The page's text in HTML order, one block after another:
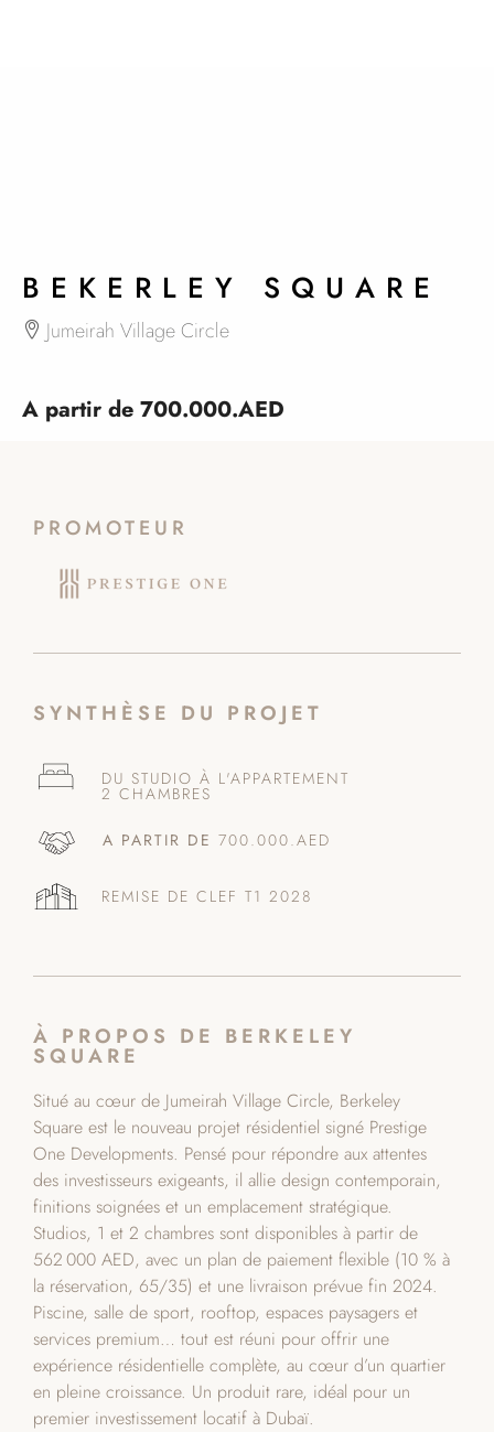
BEKERLEY SQUARE
Jumeirah Village Circle
A partir de 700.000.AED
PROMOTEUR
SYNTHÈSE DU PROJET
DU STUDIO À L'APPARTEMENT
2 CHAMBRES
A PARTIR DE 700.000.AED
REMISE DE CLEF T1 2028
À PROPOS DE BERKELEY
SQUARE
Situé au cœur de Jumeirah Village Circle, Berkeley
Square est le nouveau projet résidentiel signé Prestige
One Developments. Pensé pour répondre aux attentes
des investisseurs exigeants, il allie design contemporain,
finitions soignées et un emplacement stratégique.
Studios, 1 et 2 chambres sont disponibles à partir de
562 000 AED, avec un plan de paiement flexible (10 % à
la réservation, 65/35) et une livraison prévue fin 2024.
Piscine, salle de sport, rooftop, espaces paysagers et
services premium… tout est réuni pour offrir une
expérience résidentielle complète, au cœur d’un quartier
en pleine croissance. Un produit rare, idéal pour un
premier investissement locatif à Dubaï.